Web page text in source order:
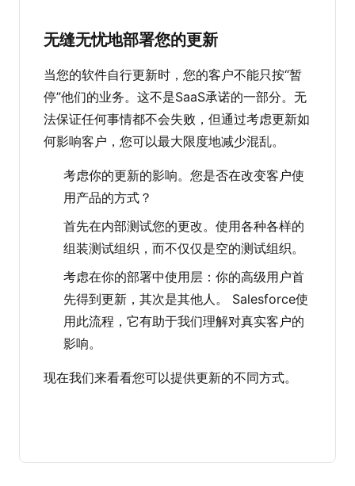
无缝无忧地部署您的更新
当您的软件自行更新时，您的客户不能只按“暂
停”他们的业务。这不是SaaS承诺的一部分。无
法保证任何事情都不会失败，但通过考虑更新如
何影响客户，您可以最大限度地减少混乱。
考虑你的更新的影响。您是否在改变客户使
用产品的方式？
首先在内部测试您的更改。使用各种各样的
组装测试组织，而不仅仅是空的测试组织。
考虑在你的部署中使用层：你的高级用户首
先得到更新，其次是其他人。 Salesforce使
用此流程，它有助于我们理解对真实客户的
影响。
现在我们来看看您可以提供更新的不同方式。